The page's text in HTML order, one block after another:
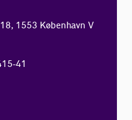
1553 København V
41